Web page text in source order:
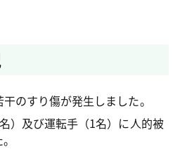
のすり傷が発生しました。
）及び運転手（1名）に人的被